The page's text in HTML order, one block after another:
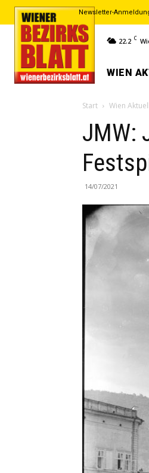
Newsletter-
22.2 C
WIEN
Start Wien Aktuell
JMW:
14/07/2021